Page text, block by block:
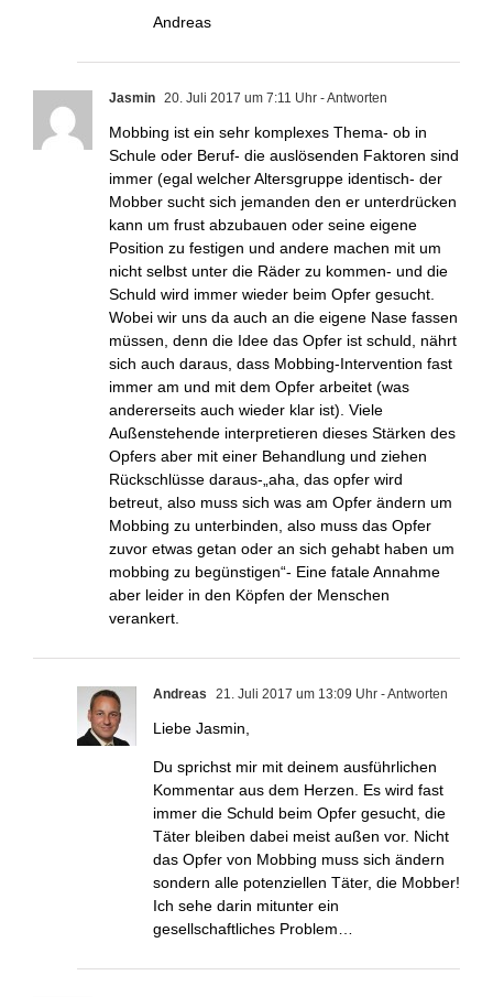
Andreas
Jasmin 20. Juli 2017 um 7:11 Uhr - Antworten
Mobbing ist ein sehr komplexes Thema- ob in
Schule oder Beruf- die auslösenden Faktoren sind
immer (egal welcher Altersgruppe identisch- der
Mobber sucht sich jemanden den er unterdrücken
kann um frust abzubauen oder seine eigene
Position zu festigen und andere machen mit um
nicht selbst unter die Räder zu kommen- und die
Schuld wird immer wieder beim Opfer gesucht.
Wobei wir uns da auch an die eigene Nase fassen
müssen, denn die Idee das Opfer ist schuld, nährt
sich auch daraus, dass Mobbing-Intervention fast
immer am und mit dem Opfer arbeitet (was
andererseits auch wieder klar ist). Viele
Außenstehende interpretieren dieses Stärken des
Opfers aber mit einer Behandlung und ziehen
Rückschlüsse daraus-„aha, das opfer wird
betreut, also muss sich was am Opfer ändern um
Mobbing zu unterbinden, also muss das Opfer
zuvor etwas getan oder an sich gehabt haben um
mobbing zu begünstigen“- Eine fatale Annahme
aber leider in den Köpfen der Menschen
verankert.
Andreas 21. Juli 2017 um 13:09 Uhr - Antworten
Liebe Jasmin,
Du sprichst mir mit deinem ausführlichen
Kommentar aus dem Herzen. Es wird fast
immer die Schuld beim Opfer gesucht, die
Täter bleiben dabei meist außen vor. Nicht
das Opfer von Mobbing muss sich ändern
sondern alle potenziellen Täter, die Mobber!
Ich sehe darin mitunter ein
gesellschaftliches Problem…